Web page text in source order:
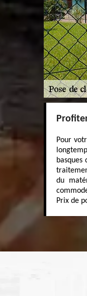
Pour
du
Prix de